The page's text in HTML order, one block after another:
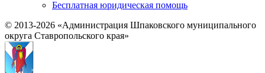
Бесплатная юридическая помощь
© 2013-2026 «Администрация Шпаковского муниципального
округа Ставропольского края»